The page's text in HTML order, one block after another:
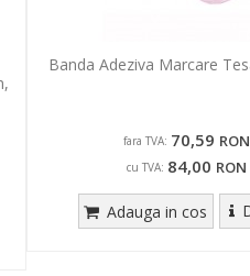
Banda Adeziva Marcare
fara TVA: 70,59 RON
cu TVA: 84,00 RON
Adauga in cos